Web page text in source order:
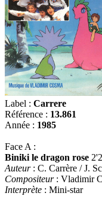
Label : Carrere
Référence : 13.861
Année : 1985
Face A :
Biniki le dragon rose
Auteur: C. Carrère / J.
Compositeur: Vladimir
Interprète : Mini-star